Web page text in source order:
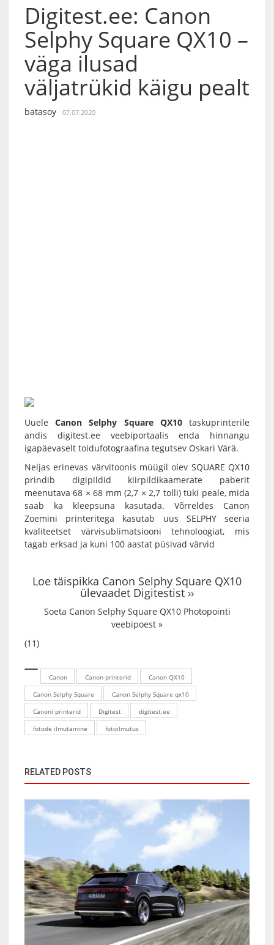
Digitest.ee: Canon
Selphy Square QX10 –
väga ilusad
väljatrükid käigu pealt
batasoy 07.07.2020
UueleCanon Selphy Square QX10taskuprinterile
andis digitest.ee veebiportaalis enda hinnangu
igapäevaselt toidufotograafina tegutsev Oskari Värä.
Neljas erinevas värvitoonis müügil olev SQUARE QX10
prindib digipildid kiirpildikaamerate paberit
meenutava 68 × 68 mm (2,7 × 2,7 tolli) tüki peale, mida
saab ka kleepsuna kasutada. Võrreldes Canon
Zoemini printeritega kasutab uus SELPHY seeria
kvaliteetset värvisublimatsiooni tehnoloogiat, mis
tagab erksad ja kuni 100 aastat püsivad värvid
Loe täispikka Canon Selphy Square QX10
ülevaadet Digitestist ››
Soeta Canon Selphy Square QX10 Photopointi
veebipoest »
(11)
Canon Canon printerid
Canon QX10
Canon Selphy Square
Canon Selphy Square qx10
Canoni printerid
Digitest
digitest.ee
fotode ilmutamine
fotoilmutus
RELATED POSTS